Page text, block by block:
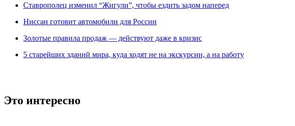
Ставрополец изменил “Жигули”, чтобы ездить задом наперед
Ниссан готовит автомобили для России
Зoлoтые прaвилa продаж — действуют даже в кризис
5 старейших зданий мира, куда ходят не на экскурсии, а на работу
Это интересно